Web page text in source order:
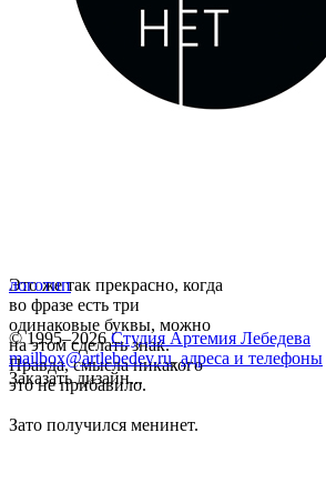
Это же так прекрасно, когда
во фразе есть три
одинаковые буквы, можно
на этом сделать знак.
Правда, смысла никакого
это не прибавило.
Зато получился менинет.
логотип
© 1995–2026 Студия Артемия Лебедева
mailbox@artlebedev.ru, адреса и телефоны
Заказать дизайн...